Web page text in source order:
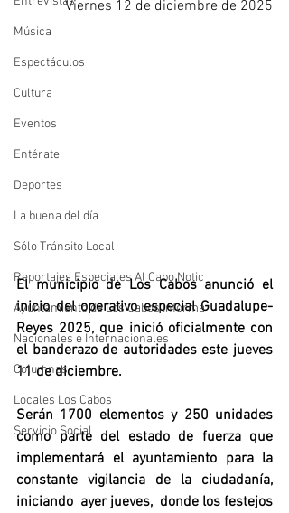
Música
Espectáculos
Cultura
Eventos
Entérate
Deportes
La buena del día
Sólo Tránsito Local
Reportajes Especiales Al Cabo Notic
Ayuntamiento de Los Cabos Informa
Nacionales e Internacionales
Columnas
Locales Los Cabos
Servicio Social
Viernes 12 de diciembre de 2025
El municipio de Los Cabos anunció el
inicio del operativo especial Guadalupe-
Reyes 2025, que inició oficialmente con
el banderazo de autoridades este jueves
11 de diciembre.
Serán 1700 elementos y 250 unidades
como parte del estado de fuerza que
implementará el ayuntamiento para la
constante vigilancia de la ciudadanía,
iniciando  ayer jueves,  donde los festejos